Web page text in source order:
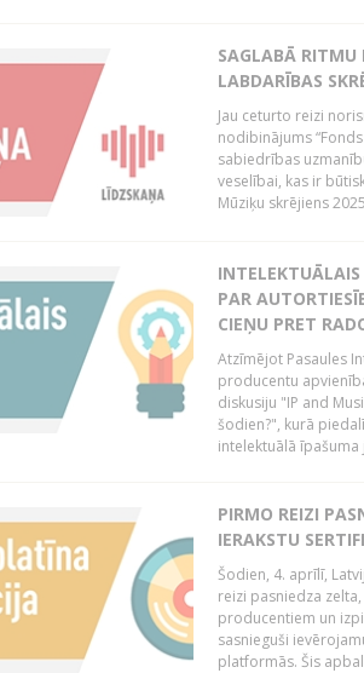
SAGLABĀ RITMU
LABDARĪBAS
Jau ceturto reizi
nodibinājums
sabiedrības
veselībai, kas ir
Mūziķu skrējiens
PAR
CIEŅU PRET
Atzīmējot Pasaules
producentu
diskusiju "IP and
šodien?", kurā
intelektuālā
PIRMO REIZI
IERAKSTU
Šodien, 4. aprīlī,
reizi pasniedza
producentiem un
sasnieguši
platformās. Šis